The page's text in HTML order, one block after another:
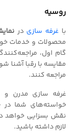
روسیه
با غرفه سازی در
محصولات و خدمات
گام اول،
مقایسه با رقبا آشنا
مراجعه کنند.
غرفه سازی مدرن و
خواسته‌های شما در
نقش بسزایی خواهد
لازم داشته باشید.